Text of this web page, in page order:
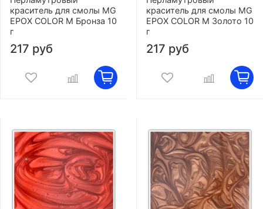
краситель для смолы MG
EPOX COLOR M Бронза 10
г
217 руб
краситель для смолы MG
EPOX COLOR M Золото 10
г
217 руб